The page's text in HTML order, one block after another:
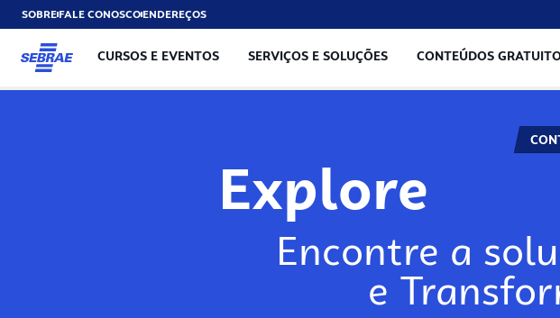
SOBREFALE CONOSCOENDEREÇOS
CURSOS E EVENTOS SERVIÇOS E SOLUÇÕES CONTEÚDOS
Explore
Encontre a
e